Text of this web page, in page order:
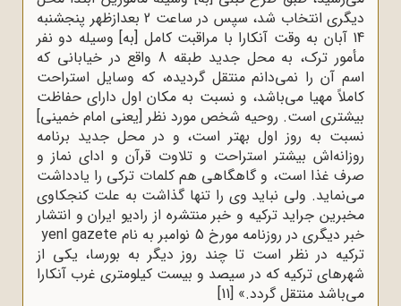
دیگری انتخاب شد، سپس در ساعت 2 بعدازظهر پنجشنبه
14 آبان به وقت آنکارا با مراقبت کامل [به] وسیله دو نفر
مأمور ترک، به محل جدید طبقه 8 واقع در خیابانی که
اسم آن را نمی‌دانم منتقل گردیده، که وسایل استراحت
کاملاً مهیا می‌باشد، و نسبت به مکان اول دارای حفاظت
بیشتری است. روحیه شخص مورد نظر [یعنی امام خمینی]
نسبت به روز اول بهتر است، و در محل جدید برنامه
روزانه‌اش بیشتر استراحت و تلاوت قرآن و ادای نماز و
صرف غذا است، و گاهگاهی هم کلمات ترکی را یادداشت
می‌نماید. ولی نباید وی را تنها گذاشت به علت کنجکاوی
مخبرین جراید ترکیه و خبر منتشره از رادیو ایران و انتشار
خبر دیگری در روزنامه مورخ 5 نوامبر به نام
yenl gazete
ترکیه در نظر است تا چند روز دیگر به بورسا، یکی از
شهرهای ترکیه که در سیصد و بیست کیلومتری غرب آنکارا
می‌باشد منتقل گردد.» [11]